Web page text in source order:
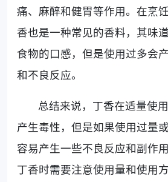
痛、麻醉和健胃等作用。在烹
香也是一种常见的香料，其味
食物的口感，但是使用过多会
和不良反应。
总结来说，丁香在适量使
产生毒性，但是如果使用过量
容易产生一些不良反应和副作
丁香时需要注意使用量和使用